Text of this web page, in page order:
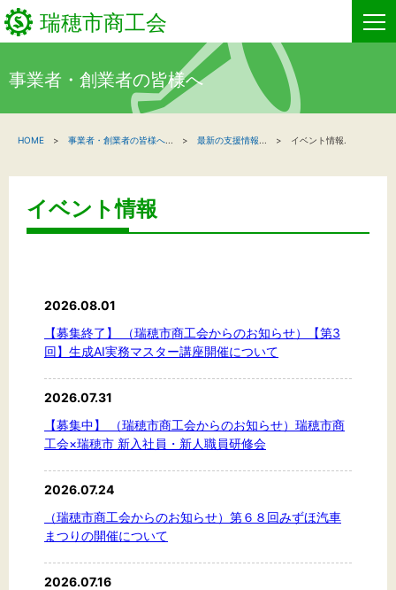
瑞穂市商工会
新着情報
関係機関の方へ
標準 拡大
黒
事業者・創業者の皆様へ
HOME 事業者・創業者の皆様へ 最新の支援情報 イベント情報.
イベント情報
2026.08.01
【募集終了】 （瑞穂市商工会からのお知らせ）【第3
回】生成AI実務マスター講座開催について
2026.07.31
【募集中】 （瑞穂市商工会からのお知らせ）瑞穂市商
工会×瑞穂市 新入社員・新人職員研修会
2026.07.24
（瑞穂市商工会からのお知らせ）第６８回みずほ汽車
まつりの開催について
2026.07.16